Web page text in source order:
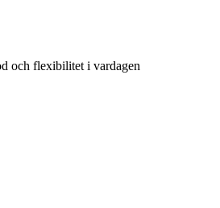
och flexibilitet i vardagen